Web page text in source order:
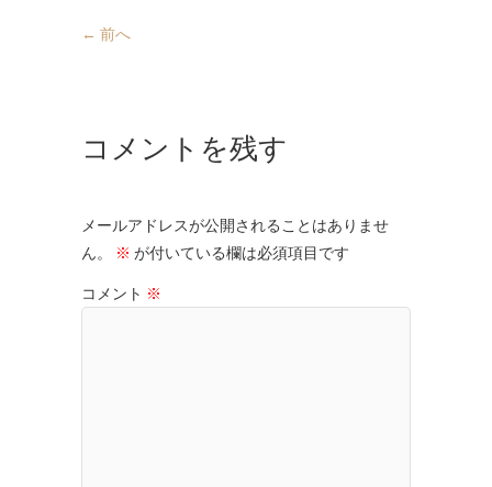
← 前へ
コメントを残す
メールアドレスが公開されることはありませ
ん。
※ が付いている欄は必須項目です
コメント ※